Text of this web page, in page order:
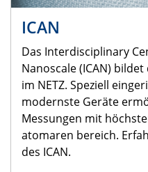
ICAN
Das Interdisciplinary
Nanoscale (ICAN)
im NETZ. Speziell
modernste Geräte
Messungen mit
atomaren bereich.
des ICAN.